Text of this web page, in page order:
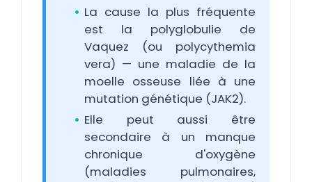
La cause la plus fréquente
est la polyglobulie de
Vaquez (ou polycythemia
vera) — une maladie de la
moelle osseuse liée à une
mutation génétique (JAK2).
Elle peut aussi être
secondaire à un manque
chronique d'oxygène
(maladies pulmonaires,